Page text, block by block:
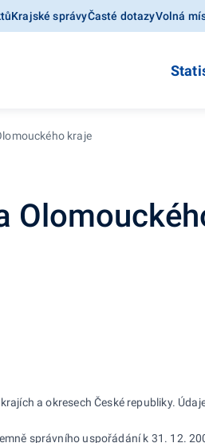
Krajské správyČasté dotazyVolná
kraje
a okresech České republiky.
správního uspořádání k 31. 12.